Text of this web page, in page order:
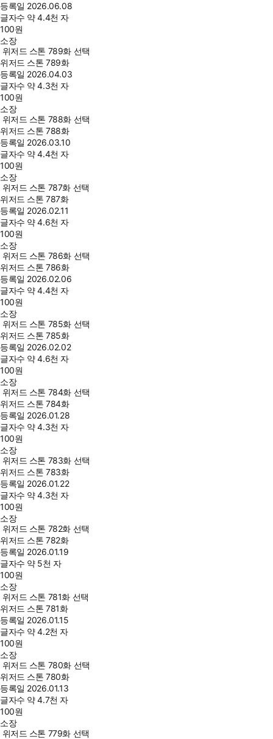
등록일 2026.06.08
글자수 약 4.4천 자
100원
소장
위저드 스톤 789화 선택
위저드 스톤 789화
등록일 2026.04.03
글자수 약 4.3천 자
100원
소장
위저드 스톤 788화 선택
위저드 스톤 788화
등록일 2026.03.10
글자수 약 4.4천 자
100원
소장
위저드 스톤 787화 선택
위저드 스톤 787화
등록일 2026.02.11
글자수 약 4.6천 자
100원
소장
위저드 스톤 786화 선택
위저드 스톤 786화
등록일 2026.02.06
글자수 약 4.4천 자
100원
소장
위저드 스톤 785화 선택
위저드 스톤 785화
등록일 2026.02.02
글자수 약 4.6천 자
100원
소장
위저드 스톤 784화 선택
위저드 스톤 784화
등록일 2026.01.28
글자수 약 4.3천 자
100원
소장
위저드 스톤 783화 선택
위저드 스톤 783화
등록일 2026.01.22
글자수 약 4.3천 자
100원
소장
위저드 스톤 782화 선택
위저드 스톤 782화
등록일 2026.01.19
글자수 약 5천 자
100원
소장
위저드 스톤 781화 선택
위저드 스톤 781화
등록일 2026.01.15
글자수 약 4.2천 자
100원
소장
위저드 스톤 780화 선택
위저드 스톤 780화
등록일 2026.01.13
글자수 약 4.7천 자
100원
소장
위저드 스톤 779화 선택